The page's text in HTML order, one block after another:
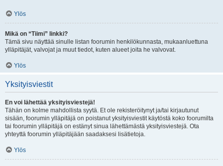
Ylös
Mikä on “Tiimi” linkki?
Tämä sivu näyttää sinulle listan foorumin henkilökunnasta, mukaanluettuna
ylläpitäjät, valvojat ja muut tiedot, kuten alueet joita he valvovat.
Ylös
Yksityisviestit
En voi lähettää yksityisviestejä!
Tähän on kolme mahdollista syytä. Et ole rekisteröitynyt ja/tai kirjautunut
sisään, foorumin ylläpitäjä on poistanut yksityisviestit käytöstä koko foorumilta
tai foorumin ylläpitäjä on estänyt sinua lähettämästä yksityisviestejä. Ota
yhteyttä foorumin ylläpitäjään saadaksesi lisätietoja.
Ylös